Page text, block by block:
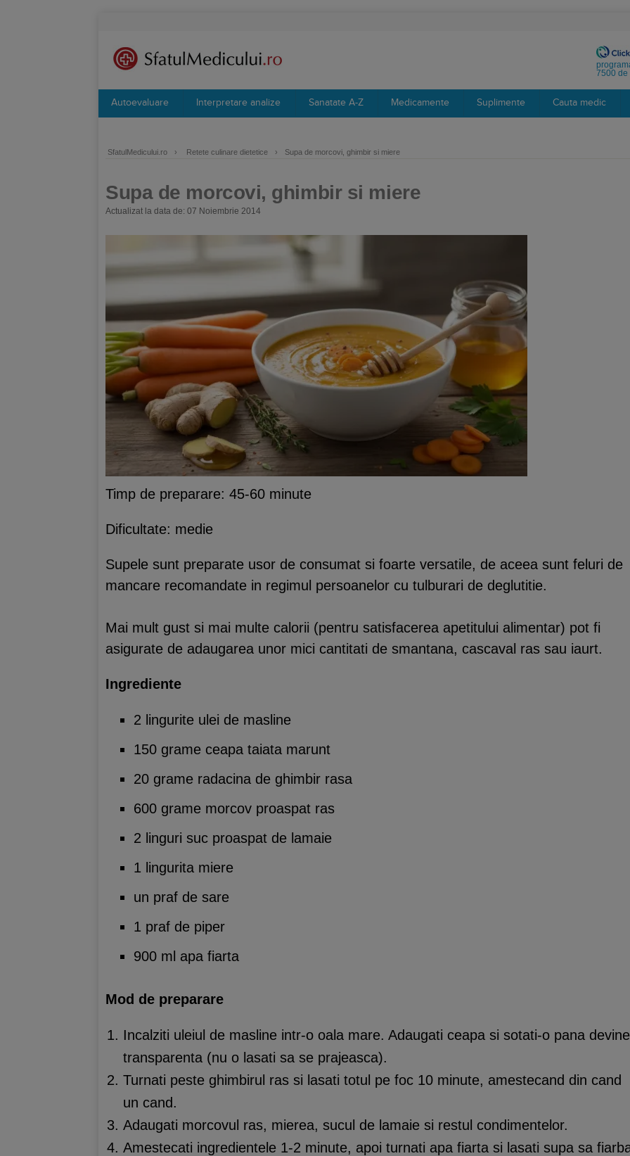
7500 de
Autoevaluare Interpretare analize Sanatate A-Z Medicamente Suplimente Cauta medic
SfatulMedicului.ro › Retete culinare dietetice › Supa de morcovi, ghimbir si miere
Supa de morcovi, ghimbir si miere
Actualizat la data de: 07 Noiembrie 2014
Timp de preparare: 45-60 minute
Dificultate: medie
Supele sunt preparate usor de consumat si foarte versatile, de aceea sunt feluri de
mancare recomandate in regimul persoanelor cu tulburari de deglutitie.
Mai mult gust si mai multe calorii (pentru satisfacerea apetitului alimentar) pot fi
asigurate de adaugarea unor mici cantitati de smantana, cascaval ras sau iaurt.
Ingrediente
2 lingurite ulei de masline
150 grame ceapa taiata marunt
20 grame radacina de ghimbir rasa
600 grame morcov proaspat ras
2 linguri suc proaspat de lamaie
1 lingurita miere
un praf de sare
1 praf de piper
900 ml apa fiarta
Mod de preparare
Incalziti uleiul de masline intr-o oala mare. Adaugati ceapa si sotati-o pana devine
transparenta (nu o lasati sa se prajeasca).
Turnati peste ghimbirul ras si lasati totul pe foc 10 minute, amestecand din cand
un cand.
Adaugati morcovul ras, mierea, sucul de lamaie si restul condimentelor.
Amestecati ingredientele 1-2 minute, apoi turnati apa fiarta si lasati supa sa